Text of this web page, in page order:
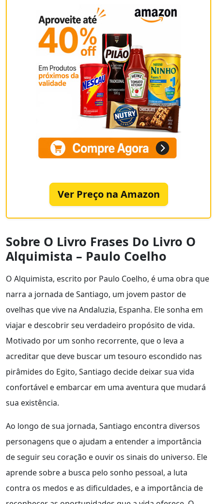
Ver Preço na Amazon
Sobre O Livro Frases Do Livro O
Alquimista – Paulo Coelho
O Alquimista, escrito por Paulo Coelho, é uma obra que
narra a jornada de Santiago, um jovem pastor de
ovelhas que vive na Andaluzia, Espanha. Ele sonha em
viajar e descobrir seu verdadeiro propósito de vida.
Motivado por um sonho recorrente, que o leva a
acreditar que deve buscar um tesouro escondido nas
pirâmides do Egito, Santiago decide deixar sua vida
confortável e embarcar em uma aventura que mudará
sua existência.
Ao longo de sua jornada, Santiago encontra diversos
personagens que o ajudam a entender a importância
de seguir seu coração e ouvir os sinais do universo. Ele
aprende sobre a busca pelo sonho pessoal, a luta
contra os medos e as dificuldades, e a importância de